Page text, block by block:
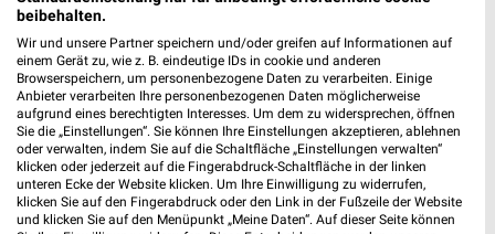
NORMA Tettnang
Grabenstr. 12
88069 Tettnang
Heute 07:00 - 20:00 Uhr | Geschlossen
603,92 km • Angebote: 4 Prospekte
beibehalten.
Wir und unsere Partner speichern und/oder greifen auf Informationen auf
einem Gerät zu, wie z. B. eindeutige IDs in cookie und anderen
Browserspeichern, um personenbezogene Daten zu verarbeiten. Einige
Anbieter verarbeiten Ihre personenbezogenen Daten möglicherweise
aufgrund eines berechtigten Interesses. Um dem zu widersprechen, öffnen
Sie die „Einstellungen“. Sie können Ihre Einstellungen akzeptieren, ablehnen
oder verwalten, indem Sie auf die Schaltfläche „Einstellungen verwalten“
klicken oder jederzeit auf die Fingerabdruck-Schaltfläche in der linken
unteren Ecke der Website klicken. Um Ihre Einwilligung zu widerrufen,
klicken Sie auf den Fingerabdruck oder den Link in der Fußzeile der Website
und klicken Sie auf den Menüpunkt „Meine Daten“. Auf dieser Seite können